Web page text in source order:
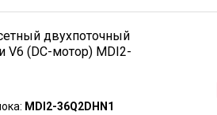
двухпоточный
V6 (DC-мотор) MDI2-
MDI2-36Q2DHN1